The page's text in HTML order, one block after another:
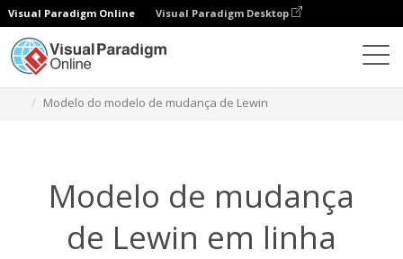
Visual Paradigm Online Visual Paradigm Desktop
Modelo do modelo de mudança de Lewin
Modelo de mudança
de Lewin em linha